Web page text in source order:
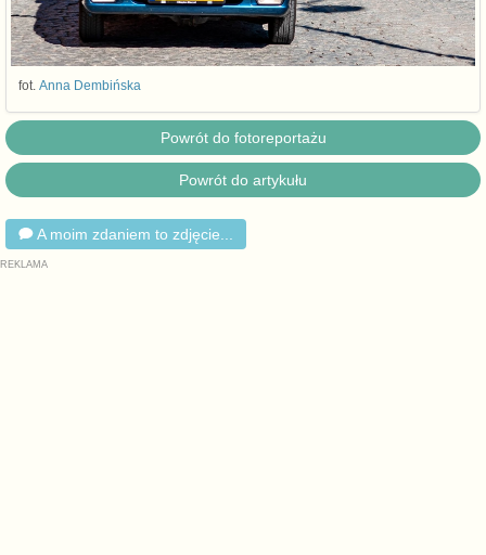
fot. Anna Dembińska
Powrót do fotoreportażu
Powrót do artykułu
A moim zdaniem to zdjęcie...